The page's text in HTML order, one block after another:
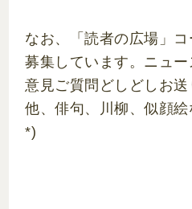
なお、「読者の広場」
募集しています。ニュ
意見ご質問どしどしお
他、俳句、川柳、似顔
*)